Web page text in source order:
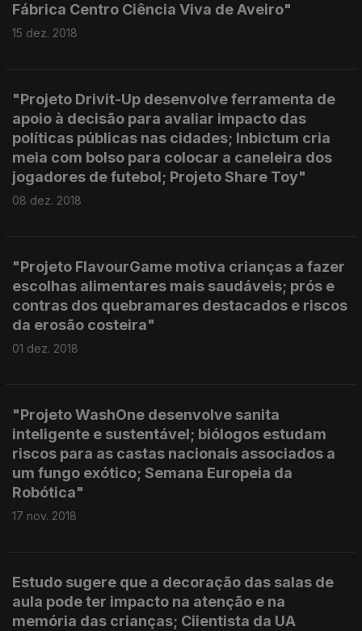
Fábrica Centro Ciência Viva de Aveiro"
15 dez. 2018
"Projeto Drivit-Up desenvolve ferramenta de
apoio à decisão para avaliar impacto das
políticas públicas nas cidades; Inbictum cria
meia com bolso para colocar a caneleira dos
jogadores de futebol; Projeto Share Toy"
08 dez. 2018
"Projeto FlavourGame motiva crianças a fazer
escolhas alimentares mais saudáveis; prós e
contras dos quebramares destacados e riscos
da erosão costeira"
01 dez. 2018
"Projeto WashOne desenvolve sanita
inteligente e sustentável; biólogos estudam
riscos para as castas nacionais associados a
um fungo exótico; Semana Europeia da
Robótica"
17 nov. 2018
Estudo sugere que a decoração das salas de
aula pode ter impacto na atenção e na
memória das crianças; Ciientista da UA